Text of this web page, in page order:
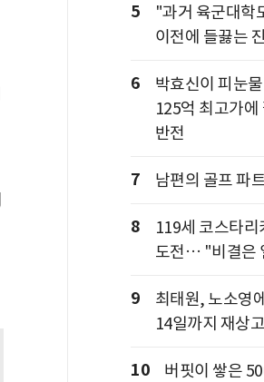
5
"과거 육군대학
이전에 들끓는
6
박효신이 피눈
125억 최고가
반전
7 남편의 골프 파
8
119세 코스타
도전… "비결은
9
최태원, 노소영
14일까지 재상
10
버핏이 쌓은